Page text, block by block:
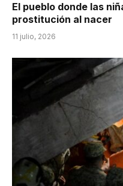
El pueblo donde las
prostitución al nacer
11 julio, 2026